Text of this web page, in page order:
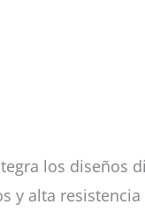
los diseños
y alta resistencia